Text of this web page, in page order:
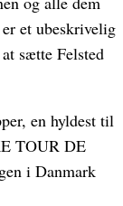
et ubeskrivelig
sætte Felsted
en hyldest til
TOUR DE
i Danmark